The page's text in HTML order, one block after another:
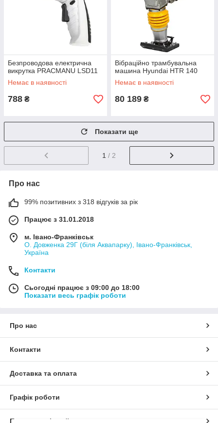
Безпроводова електрична
викрутка PRACMANU LSD11
Немає в наявності
788 ₴
Вібраційно трамбувальна
машина Hyundai HTR 140
Немає в наявності
80 189 ₴
Показати ще
1 / 2
Про нас
99% позитивних з 318 відгуків за рік
Працює з 31.01.2018
м. Івано-Франківськ
О. Довженка 29Г (біля Аквапарку), Івано-Франківськ,
Україна
Контакти
Сьогодні працює з 09:00 до 18:00
Показати весь графік роботи
Про нас
Контакти
Доставка та оплата
Графік роботи
Повна версія сайту